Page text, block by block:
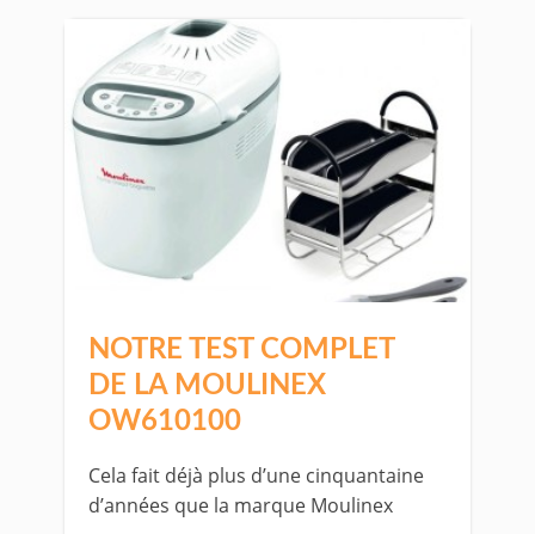
NOTRE TEST COMPLET
DE LA MOULINEX
OW610100
Cela fait déjà plus d’une cinquantaine
d’années que la marque Moulinex